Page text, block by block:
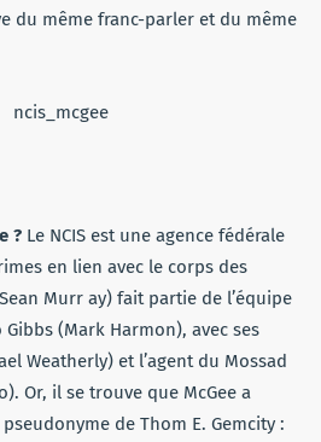
du même franc-parler et du même
? Le NCIS est une agence fédérale
en lien avec le corps des
Murr ay) fait partie de l’équipe
(Mark Harmon), avec ses
Weatherly) et l’agent du Mossad
Or, il se trouve que McGee a
de Thom E. Gemcity :